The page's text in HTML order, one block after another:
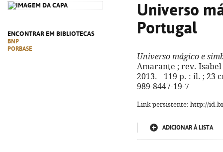
ENCONTRAR EM BIBLIOTECAS
BNP
PORBASE
Universo
Portugal
Universo mágico e
Amarante ; rev. Isabel
2013. - 119 p. : il. ; 23
989-8447-19-7
Link persistente: http://
ADICIONAR À LISTA